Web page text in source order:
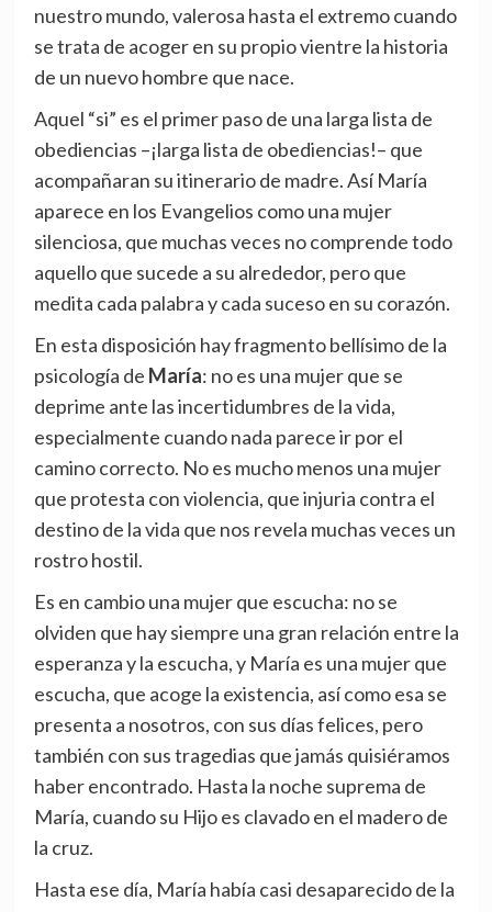
nuestro mundo, valerosa hasta el extremo cuando
se trata de acoger en su propio vientre la historia
de un nuevo hombre que nace.
Aquel “si” es el primer paso de una larga lista de
obediencias –¡larga lista de obediencias!– que
acompañaran su itinerario de madre. Así María
aparece en los Evangelios como una mujer
silenciosa, que muchas veces no comprende todo
aquello que sucede a su alrededor, pero que
medita cada palabra y cada suceso en su corazón.
En esta disposición hay fragmento bellísimo de la
psicología de María: no es una mujer que se
deprime ante las incertidumbres de la vida,
especialmente cuando nada parece ir por el
camino correcto. No es mucho menos una mujer
que protesta con violencia, que injuria contra el
destino de la vida que nos revela muchas veces un
rostro hostil.
Es en cambio una mujer que escucha: no se
olviden que hay siempre una gran relación entre la
esperanza y la escucha, y María es una mujer que
escucha, que acoge la existencia, así como esa se
presenta a nosotros, con sus días felices, pero
también con sus tragedias que jamás quisiéramos
haber encontrado. Hasta la noche suprema de
María, cuando su Hijo es clavado en el madero de
la cruz.
Hasta ese día, María había casi desaparecido de la